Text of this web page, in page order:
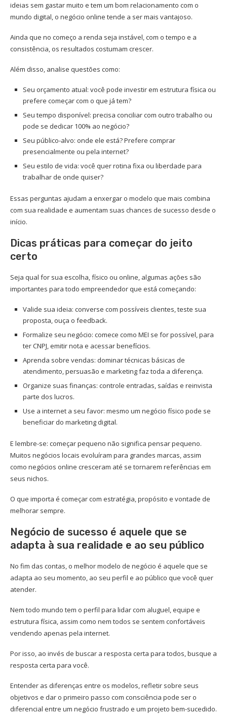
ideias sem gastar muito e tem um bom relacionamento com o
mundo digital, o negócio online tende a ser mais vantajoso.
Ainda que no começo a renda seja instável, com o tempo e a
consistência, os resultados costumam crescer.
Além disso, analise questões como:
Seu orçamento atual: você pode investir em estrutura física ou
prefere começar com o que já tem?
Seu tempo disponível: precisa conciliar com outro trabalho ou
pode se dedicar 100% ao negócio?
Seu público-alvo: onde ele está? Prefere comprar
presencialmente ou pela internet?
Seu estilo de vida: você quer rotina fixa ou liberdade para
trabalhar de onde quiser?
Essas perguntas ajudam a enxergar o modelo que mais combina
com sua realidade e aumentam suas chances de sucesso desde o
início.
Dicas práticas para começar do jeito
certo
Seja qual for sua escolha, físico ou online, algumas ações são
importantes para todo empreendedor que está começando:
Valide sua ideia: converse com possíveis clientes, teste sua
proposta, ouça o feedback.
Formalize seu negócio: comece como MEI se for possível, para
ter CNPJ, emitir nota e acessar benefícios.
Aprenda sobre vendas: dominar técnicas básicas de
atendimento, persuasão e marketing faz toda a diferença.
Organize suas finanças: controle entradas, saídas e reinvista
parte dos lucros.
Use a internet a seu favor: mesmo um negócio físico pode se
beneficiar do marketing digital.
E lembre-se: começar pequeno não significa pensar pequeno.
Muitos negócios locais evoluíram para grandes marcas, assim
como negócios online cresceram até se tornarem referências em
seus nichos.
O que importa é começar com estratégia, propósito e vontade de
melhorar sempre.
Negócio de sucesso é aquele que se
adapta à sua realidade e ao seu público
No fim das contas, o melhor modelo de negócio é aquele que se
adapta ao seu momento, ao seu perfil e ao público que você quer
atender.
Nem todo mundo tem o perfil para lidar com aluguel, equipe e
estrutura física, assim como nem todos se sentem confortáveis
vendendo apenas pela internet.
Por isso, ao invés de buscar a resposta certa para todos, busque a
resposta certa para você.
Entender as diferenças entre os modelos, refletir sobre seus
objetivos e dar o primeiro passo com consciência pode ser o
diferencial entre um negócio frustrado e um projeto bem-sucedido.